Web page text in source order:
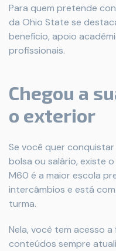
Para quem pretende
da Ohio State se
benefício, apoio
profissionais.
Chegou a
o exterior
Se você quer
bolsa ou salário, existe
M60 é a maior escola
intercâmbios e está
turma.
Nela, você tem acesso
conteúdos sempre